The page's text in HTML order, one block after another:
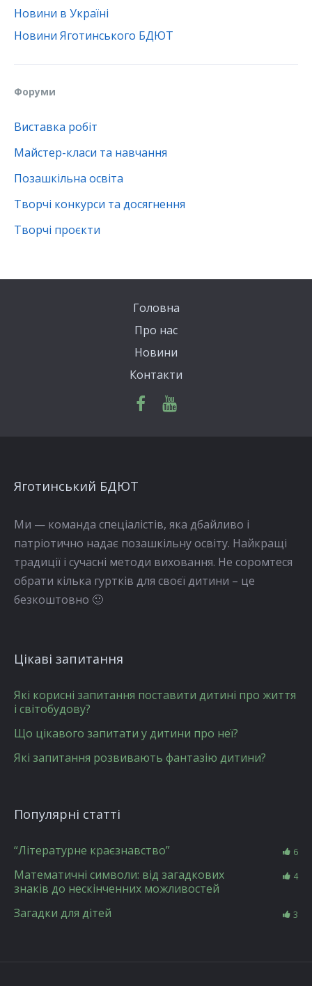
Новини в Україні
Новини Яготинського БДЮТ
Форуми
Виставка робіт
Майстер-класи та навчання
Позашкільна освіта
Творчі конкурси та досягнення
Творчі проєкти
Головна
Про нас
Новини
Контакти
Яготинський БДЮТ
Ми — команда спеціалістів, яка дбайливо і
патріотично надає позашкільну освіту. Найкращі
традиції і сучасні методи виховання. Не соромтеся
обрати кілька гуртків для своєї дитини – це
безкоштовно 🙂
Цікаві запитання
Які корисні запитання поставити дитині про життя
і світобудову?
Що цікавого запитати у дитини про неї?
Які запитання розвивають фантазію дитини?
Популярні статті
“Літературне краєзнавство” 6
Математичні символи: від загадкових
знаків до нескінченних можливостей
4
Загадки для дітей 3